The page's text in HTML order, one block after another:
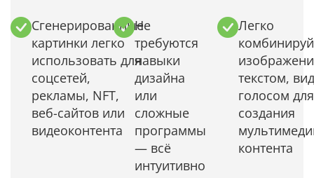
Сгенерированные
картинки легко
использовать для
соцсетей,
рекламы, NFT,
веб-сайтов или
видеоконтента
Не
требуются
навыки
дизайна
или
сложные
программы
— всё
интуитивно
Легко
текстом,
голосом для
создания
контента